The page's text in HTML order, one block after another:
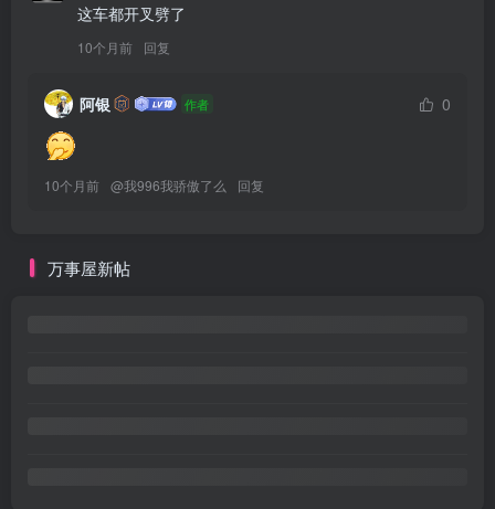
这车都开叉劈了
10个月前 回复
阿银 作者 0
10个月前 @我996我骄傲了么 回复
万事屋新帖